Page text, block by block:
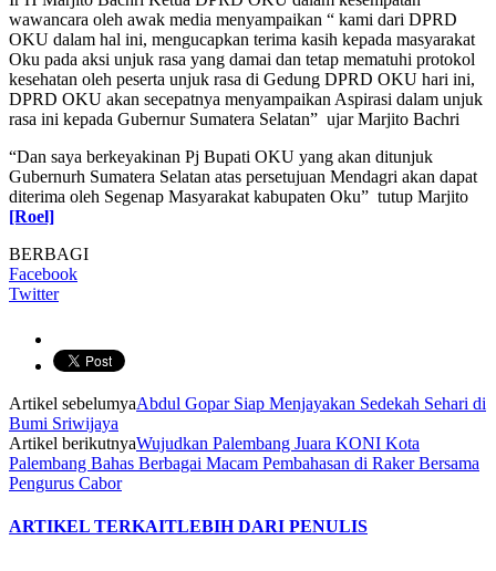
wawancara oleh awak media menyampaikan “ kami dari DPRD
OKU dalam hal ini, mengucapkan terima kasih kepada masyarakat
Oku pada aksi unjuk rasa yang damai dan tetap mematuhi protokol
kesehatan oleh peserta unjuk rasa di Gedung DPRD OKU hari ini,
DPRD OKU akan secepatnya menyampaikan Aspirasi dalam unjuk
rasa ini kepada Gubernur Sumatera Selatan” ujar Marjito Bachri
“Dan saya berkeyakinan Pj Bupati OKU yang akan ditunjuk
Gubernurh Sumatera Selatan atas persetujuan Mendagri akan dapat
diterima oleh Segenap Masyarakat kabupaten Oku” tutup Marjito
[Roel]
BERBAGI
Facebook
Twitter
Artikel sebelumyaAbdul Gopar Siap Menjayakan Sedekah Sehari di
Bumi Sriwijaya
Artikel berikutnyaWujudkan Palembang Juara KONI Kota
Palembang Bahas Berbagai Macam Pembahasan di Raker Bersama
Pengurus Cabor
ARTIKEL TERKAITLEBIH DARI PENULIS